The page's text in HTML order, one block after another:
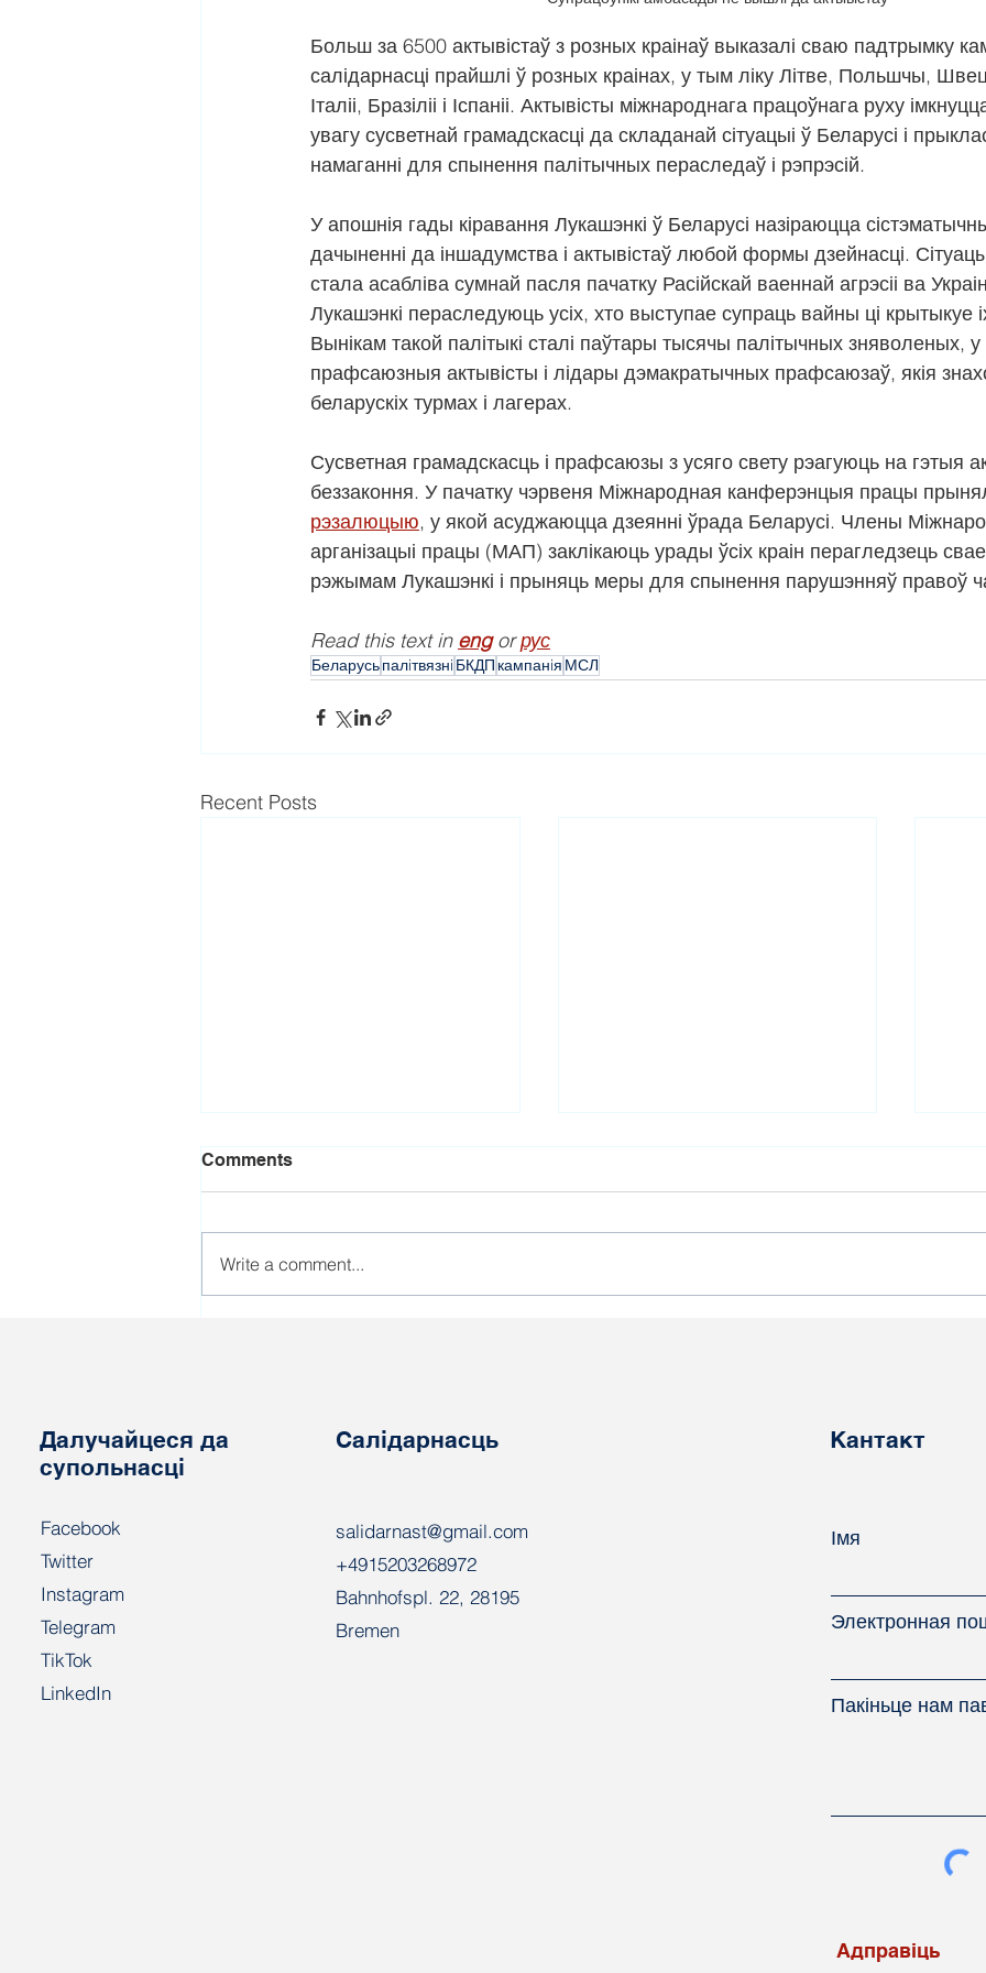
Больш за 6500 актывістаў з розных краінаў выказалі сваю падтрымку
салідарнасці прайшлі ў розных краінах, у тым ліку Літве, Польшчы,
Італіі, Бразіліі і Іспаніі. Актывісты міжнароднага працоўнага руху
увагу сусветнай грамадскасці да складанай сітуацыі ў Беларусі і
намаганні для спынення палітычных пераследаў і рэпрэсій.
У апошнія гады кіравання Лукашэнкі ў Беларусі назіраюцца
дачыненні да іншадумства і актывістаў любой формы дзейнасці.
стала асабліва сумнай пасля пачатку Расійскай ваеннай агрэсіі ва
Лукашэнкі пераследуюць усіх, хто выступае супраць вайны ці крытыкуе
Вынікам такой палітыкі сталі паўтары тысячы палітычных зняволеных,
прафсаюзныя актывісты і лідары дэмакратычных прафсаюзаў, якія
беларускіх турмах і лагерах.
Сусветная грамадскасць і прафсаюзы з усяго свету рэагуюць на гэтыя
беззаконня. У пачатку чэрвеня Міжнародная канферэнцыя працы
рэзалюцыю, у якой асуджаюцца дзеянні ўрада Беларусі. Члены
арганізацыі працы (МАП) заклікаюць урады ўсіх краін перагледзець
рэжымам Лукашэнкі і прыняць меры для спынення парушэнняў правоў
Read this text in eng or рус
Беларусьпалiтвязнi БКДП кампанiя МСЛ
Recent Posts
Comments
Write a comment...
Далучайцеся да
супольнасці
Facebook
Twitter
Instagram
Telegram
TikTok
LinkedIn
Салідарнасць
salidarnast@gmail.com
+4915203268972
Bahnhofspl. 22, 28195
Bremen
Кантакт
Імя
Электронная
Пакіньце нам
Адправiць